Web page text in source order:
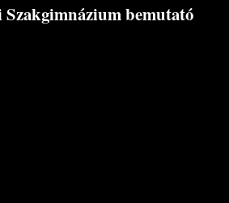
Szakgimnázium bemutató